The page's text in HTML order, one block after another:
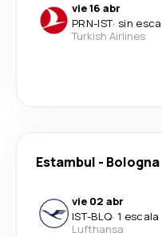
vie 16 abr
PRN-IST· sin
Turkish Airlines
Estambul - Bologna
vie 02 abr
IST-BLQ· 1 escala
Lufthansa